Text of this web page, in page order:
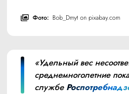
Фото: Bob_Dmyt on pixabay.com
«Удельный вес
среднемноголетние
службе